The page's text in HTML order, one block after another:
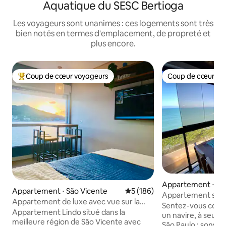
Aquatique du SESC Bertioga
Les voyageurs sont unanimes : ces logements sont très
bien notés en termes d'emplacement, de propreté et
plus encore.
Coups de cœur voyageurs les plus appréciés
Coup de cœur voyageurs
Appartement ⋅ São Vicente Évaluation moyenne sur la
5 (186)
Appartement de luxe avec vue sur la
mer, très bien situé !
Appartement Lindo situé dans la
meilleure région de São Vicente avec
Coup de cœur
Coup de cœur
Appartement ⋅
Appartement
panoramique sur
Sentez-vous
un navire, à